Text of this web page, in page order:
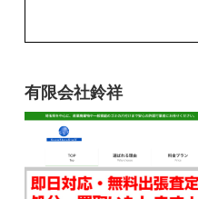
有限会社鈴祥